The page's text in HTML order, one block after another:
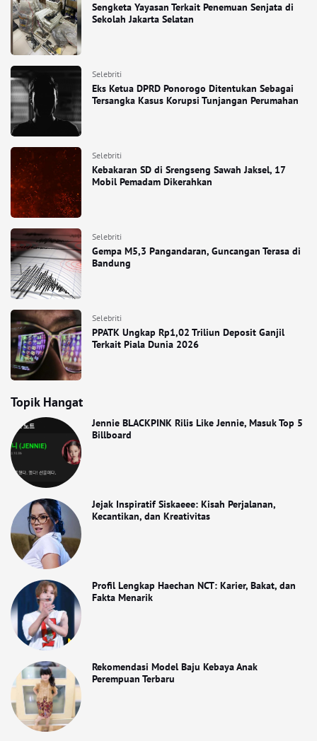
Sengketa Yayasan Terkait Penemuan Senjata di
Sekolah Jakarta Selatan
Selebriti
Eks Ketua DPRD Ponorogo Ditentukan Sebagai
Tersangka Kasus Korupsi Tunjangan Perumahan
Selebriti
Kebakaran SD di Srengseng Sawah Jaksel, 17
Mobil Pemadam Dikerahkan
Selebriti
Gempa M5,3 Pangandaran, Guncangan Terasa di
Bandung
Selebriti
PPATK Ungkap Rp1,02 Triliun Deposit Ganjil
Terkait Piala Dunia 2026
Topik Hangat
Jennie BLACKPINK Rilis Like Jennie, Masuk Top 5
Billboard
Jejak Inspiratif Siskaeee: Kisah Perjalanan,
Kecantikan, dan Kreativitas
Profil Lengkap Haechan NCT: Karier, Bakat, dan
Fakta Menarik
Rekomendasi Model Baju Kebaya Anak
Perempuan Terbaru